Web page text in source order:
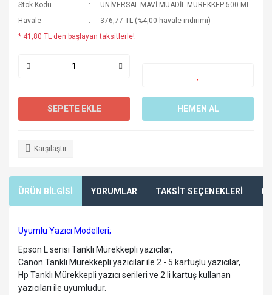
Stok Kodu
ÜNİVERSAL MAVİ MUADİL MÜREKKEP 500 ML
Havale
376,77 TL (%4,00 havale indirimi)
* 41,80 TL den başlayan taksitlerle!
SEPETE EKLE HEMEN AL
Karşılaştır
ÜRÜN BİLGİSİ YORUMLAR TAKSİT SEÇENEKLERİ
Uyumlu Yazıcı Modelleri;
Epson L serisi Tanklı Mürekkepli yazıcılar,
Canon Tanklı Mürekkepli yazıcılar ile 2 - 5 kartuşlu yazıcılar,
Hp Tanklı Mürekkepli yazıcı serileri ve 2 li kartuş kullanan
yazıcıları ile uyumludur.